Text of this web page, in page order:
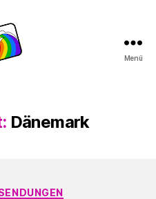
Menü
Dänemark
Kategorien